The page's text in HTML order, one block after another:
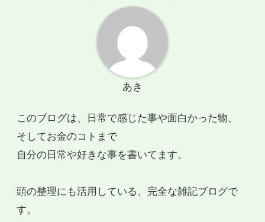
あき
このブログは、日常で感じた事や面白かった物、
そしてお金のコトまで
自分の日常や好きな事を書いてます。
頭の整理にも活用している、完全な雑記ブログで
す。